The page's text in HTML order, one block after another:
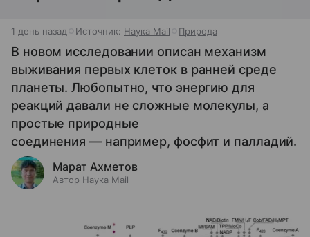
1 день назад Источник: Наука Mail Природа
В новом исследовании описан механизм
выживания первых клеток в ранней среде
планеты. Любопытно, что энергию для
реакций давали не сложные молекулы, а
простые природные
соединения — например, фосфит и палладий.
Марат Ахметов
Автор Наука Mail